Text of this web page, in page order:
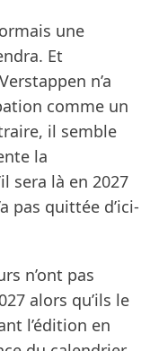
une
Et
n’a
comme un
il semble
la
sera là en 2027
pas quittée d’ici-
n’ont pas
alors qu’ils le
l’édition en